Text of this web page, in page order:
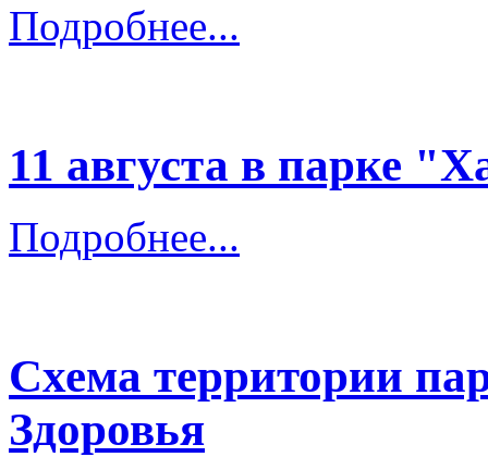
Подробнее...
11 августа в парке
Подробнее...
Схема территории
Здоровья